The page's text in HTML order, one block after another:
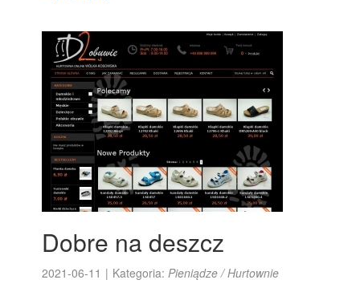
Dobre na deszcz
2021-06-11 | Kategoria:Pieniądze / Hurtownie